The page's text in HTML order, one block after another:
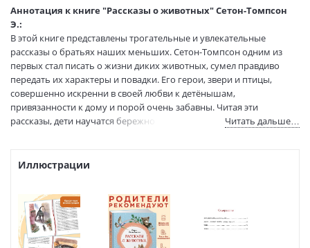
Редактор/
составитель:
Захарова В. С.
Перевод:
Чуковский Николай
Тип обложки:
Гибкая обложка
Иллюстраторы:
Дударенко Виталий
Формат:
72х100 1/16
Размеры в мм
(ДхШхВ):
240x170x10
Вес:
295 гр.
Тираж:
Артикул:
9785389256026
ISBN:
9785389256026
В продаже с:
02.07.2024
Аннотация к книге "Рассказы о животных" Сетон-Томпсон
Э.:
В этой книге представлены трогательные и увлекательные
рассказы о братьях наших меньших. Сетон-Томпсон одним из
первых стал писать о жизни диких животных, сумел правдиво
передать их характеры и повадки. Его герои, звери и птицы,
совершенно искренни в своей любви к детёнышам,
привязанности к дому и порой очень забавны. Читая эти
рассказы, дети научатся бережно относиться окружающему миру
Читать дальше…
Иллюстрации